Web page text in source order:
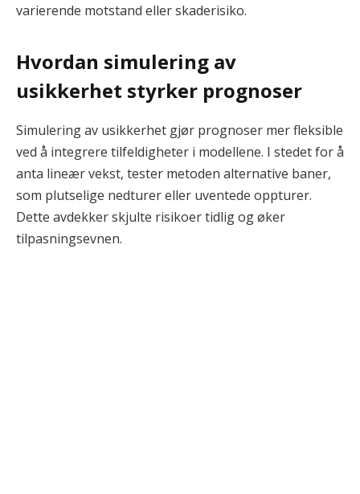
varierende motstand eller skaderisiko.
Hvordan simulering av
usikkerhet styrker prognoser
Simulering av usikkerhet gjør prognoser mer fleksible
ved å integrere tilfeldigheter i modellene. I stedet for å
anta lineær vekst, tester metoden alternative baner,
som plutselige nedturer eller uventede oppturer.
Dette avdekker skjulte risikoer tidlig og øker
tilpasningsevnen.